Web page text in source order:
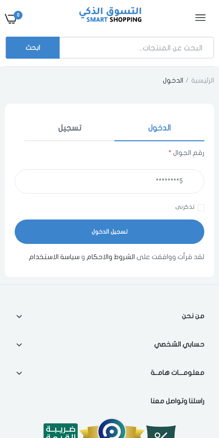
0
ابحث
الرئيسية الدخول
الدخول تسجيل
رقم الجوال *
تذكرنى
لقد قرأت ووافقت على الشروط والاحكام و سياسة الاستخدام.
من نحن
حسابي الشخصي
معلومـــات هامــة
راسلنا وتواصل معنا
اختر المدينة
اختر المدينة
فى حالة تغيير المدينة قد تفقد بعض او كل المنتجات التي تم اضافتها للسلة